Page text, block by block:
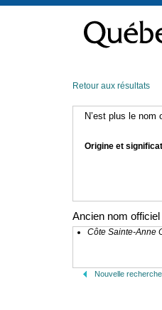
contenu
Retour aux résultats
N’est plus le nom
Origine et
Ancien nom officiel
Côte Sainte-Anne
Nouvelle recherche